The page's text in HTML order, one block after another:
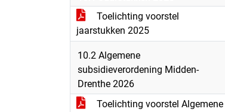
Toelichting voorstel
jaarstukken 2025
10.2 Algemene
subsidieverordening Midden-
Drenthe 2026
Toelichting voorstel Algemene